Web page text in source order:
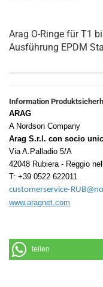
Arag O-Ringe für T1
Ausführung EPDM
Information
ARAG
A Nordson Company
Arag S.r.l. con socio
Via A.Palladio 5/A
42048 Rubiera - Reggio
T: +39 0522 622011
customerservice-
www.aragnet.com
teilen